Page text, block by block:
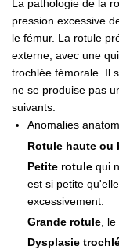
La pathologie de la
pression excessive
le fémur. La rotule
externe, avec une
trochlée fémorale. Il
ne se produise pas
suivants:
Anomalies
Rotule haute ou
Petite rotule qui
est si petite
excessivement.
Grande rotule ,
Dysplasie